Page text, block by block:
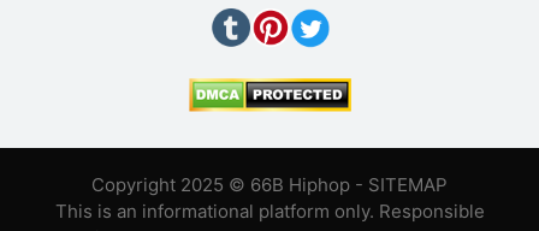
Copyright 2025 © 66B Hiphop - SITEMAP
This is an informational platform only. Responsible